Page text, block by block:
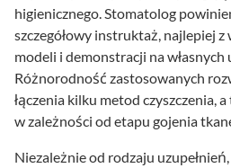
higienicznego. Stomatolog
szczegółowy instruktaż, najlepiej
modeli i demonstracji na własnych
Różnorodność zastosowanych
łączenia kilku metod czyszczenia,
w zależności od etapu gojenia
Niezależnie od rodzaju